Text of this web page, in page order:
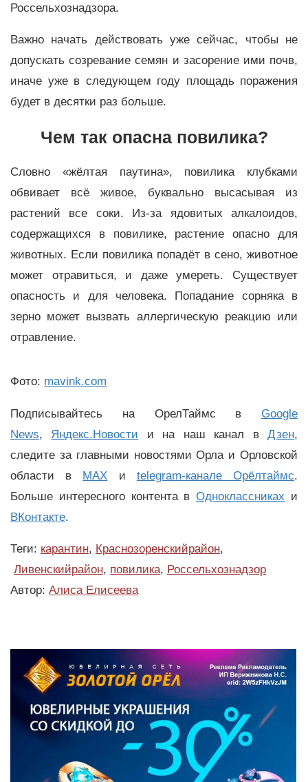
Россельхознадзора.
Важно начать действовать уже сейчас, чтобы не
допускать созревание семян и засорение ими почв,
иначе уже в следующем году площадь поражения
будет в десятки раз больше.
Чем так опасна повилика?
Словно «жёлтая паутина», повилика клубками
обвивает всё живое, буквально высасывая из
растений все соки. Из-за ядовитых алкалоидов,
содержащихся в повилике, растение опасно для
животных. Если повилика попадёт в сено, животное
может отравиться, и даже умереть. Существует
опасность и для человека. Попадание сорняка в
зерно может вызвать аллергическую реакцию или
отравление.
Фото: mavink.com
Подписывайтесь на ОрелТаймс в Google
News, Яндекс.Новости и на наш канал вДзен,
следите за главными новостями Орла и Орловской
области в MAX и telegram-канале Орёлтаймс.
Больше интересного контента вОдноклассниках и
ВКонтакте.
Теги: карантин, Краснозоренскийрайон,
Ливенскийрайон, повилика, Россельхознадзор
Автор: Алиса Елисеева